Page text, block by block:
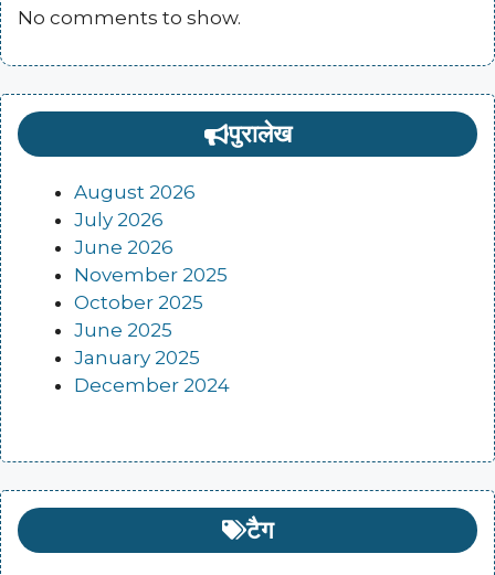
No comments to show.
पुरालेख
August 2026
July 2026
June 2026
November 2025
October 2025
June 2025
January 2025
December 2024
टैग